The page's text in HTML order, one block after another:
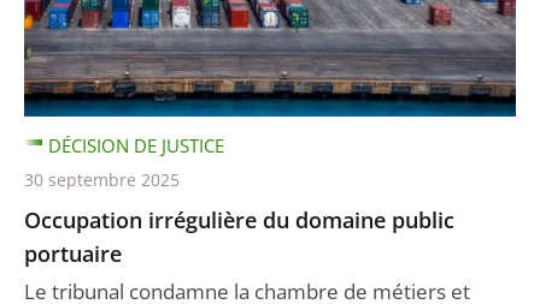
Occupation irrégulière du domaine public
portuaire
Le tribunal condamne la chambre de métiers et
DÉCISION DE JUSTICE
30 septembre 2025